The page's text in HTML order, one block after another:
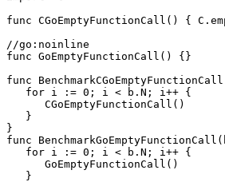
func CGoEmptyFunctionCall() {
//go:noinline
func GoEmptyFunctionCall() {}
func
   for i := 0; i < b.N; i++ {
      CGoEmptyFunctionCall()
   }
}
func
   for i := 0; i < b.N; i++ {
      GoEmptyFunctionCall()
   }